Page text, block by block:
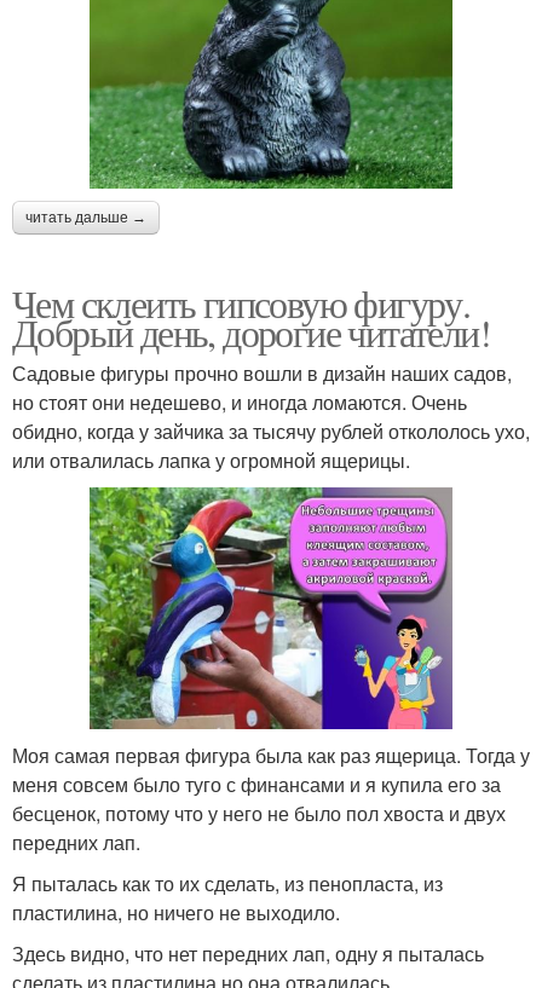
читать дальше →
Чем склеить гипсовую фигуру.
Добрый день, дорогие читатели!
Садовые фигуры прочно вошли в дизайн наших садов,
но стоят они недешево, и иногда ломаются. Очень
обидно, когда у зайчика за тысячу рублей откололось ухо,
или отвалилась лапка у огромной ящерицы.
Моя самая первая фигура была как раз ящерица. Тогда у
меня совсем было туго с финансами и я купила его за
бесценок, потому что у него не было пол хвоста и двух
передних лап.
Я пыталась как то их сделать, из пенопласта, из
пластилина, но ничего не выходило.
Здесь видно, что нет передних лап, одну я пыталась